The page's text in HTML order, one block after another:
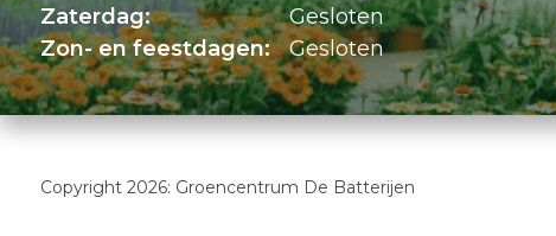
Zaterdag:
Gesloten
Zon- en feestdagen:
Gesloten
Copyright 2026: Groencentrum De Batterijen